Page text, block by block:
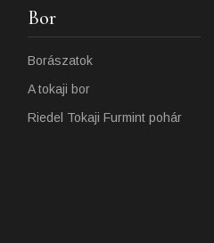
Bor
Borászatok
A tokaji bor
Riedel Tokaji Furmint pohár